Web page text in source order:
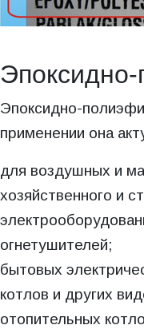
Эпоксидно-
применении она
для воздушных и
хозяйственного и
огнетушителей;
бытовых
котлов и других
отопительных